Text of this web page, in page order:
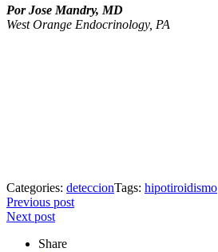
Por Jose Mandry, MD
West Orange Endocrinology, PA
Categories: deteccionTags: hipotiroidismo
Post
navigation
Previous post
Next post
Share